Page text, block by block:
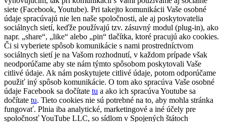
siete (Facebook, Youtube). Pri takejto komunikácii Vaše osobné
údaje spracúvajú nie len naše spoločnosti, ale aj poskytovatelia
sociálnych sietí, keďže používajú tzv. zásuvný modul (plug-in), ako
napr. „share“, „like“ alebo „pin“ tlačítka, ktoré pracujú ako cookies.
Či si vyberiete spôsob komunikácie s nami prostredníctvom
sociálnych sietí je na Vašom rozhodnutí, v každom prípade však
neodporúčame aby ste nám týmto spôsobom poskytovali Vaše
citlivé údaje. Ak nám poskytujete citlivé údaje, potom odporúčame
použiť iný spôsob komunikácie. O tom ako spracúva Vaše osobné
údaje Facebook sa dočítate tu a ako ich spracúva Youtube sa
dočítate tu. Tieto cookies nie sú potrebné na to, aby mohla stránka
fungovať. Plnia iba analytické, marketingové a iné účely pre
spoločnosť YouTube LLC, so sídlom v Spojených štátoch